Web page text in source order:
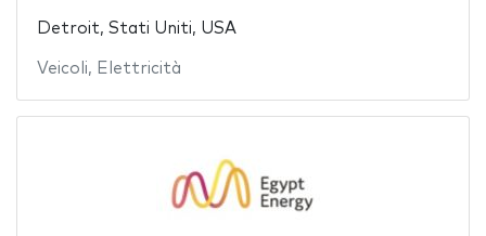
Detroit, Stati Uniti, USA
Veicoli, Elettricità